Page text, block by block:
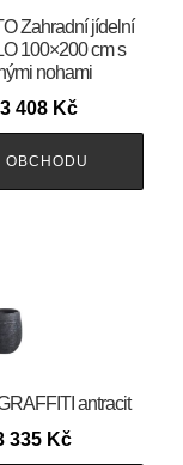
Zahradní jídelní
100×200 cm s
nohami
408 Kč
OBCHODU
antracit
335 Kč